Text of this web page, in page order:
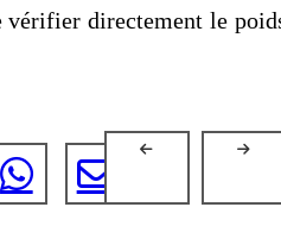
vérifier directement le